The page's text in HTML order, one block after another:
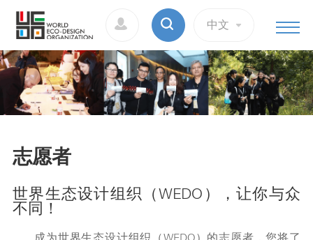
中文
志愿者
世界生态设计组织（WEDO），让你与众
不同！